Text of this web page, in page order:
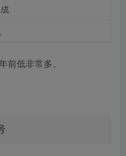
前低非常多。